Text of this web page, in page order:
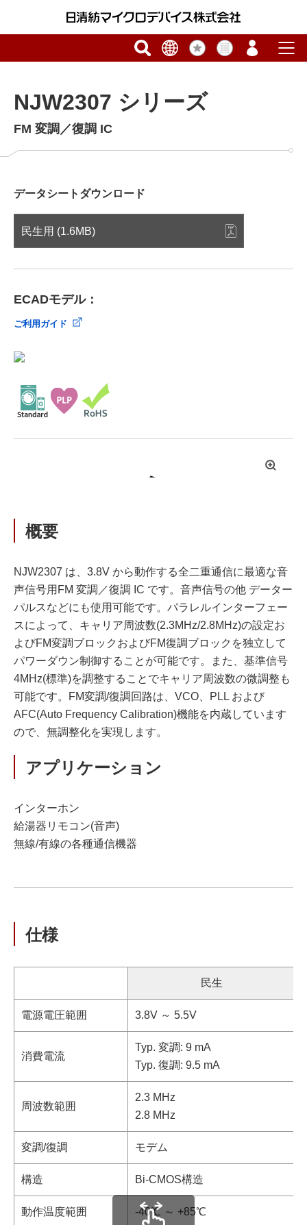
NJW2307 シリーズ
FM 変調／復調 IC
データシートダウンロード
民生用 (1.6MB)
ECADモデル：
ご利用ガイド
拡
概要
NJW2307 は、3.8V から動作する全二重通信に最適な音
声信号用FM 変調／復調 IC です。音声信号の他 データー
パルスなどにも使用可能です。パラレルインターフェー
スによって、キャリア周波数(2.3MHz/2.8MHz)の設定お
よびFM変調ブロックおよびFM復調ブロックを独立して
パワーダウン制御することが可能です。また、基準信号
4MHz(標準)を調整することでキャリア周波数の微調整も
可能です。FM変調/復調回路は、VCO、PLL および
AFC(Auto Frequency Calibration)機能を内蔵しています
ので、無調整化を実現します。
アプリケーション
インターホン
給湯器リモコン(音声)
無線/有線の各種通信機器
仕様
民生
電源電圧範囲 3.8V ～ 5.5V
消費電流
Typ. 変調: 9 mA
Typ. 復調: 9.5 mA
周波数範囲
2.3 MHz
2.8 MHz
変調/復調 モデム
構造 Bi-CMOS構造
動作温度範囲 -40℃ ～ +85℃